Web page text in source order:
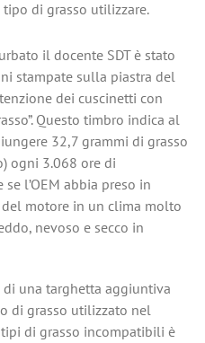
di grasso utilizzare.
il docente SDT è stato
stampate sulla piastra del
dei cuscinetti con
Questo timbro indica al
32,7 grammi di grasso
ogni 3.068 ore di
l’OEM abbia preso in
motore in un clima molto
nevoso e secco in
di una targhetta aggiuntiva
di grasso utilizzato nel
di grasso incompatibili è